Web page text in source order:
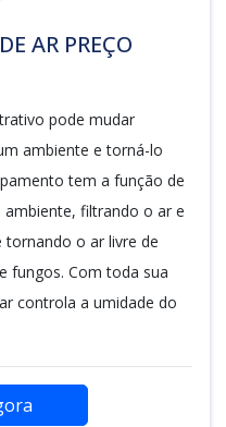
AR PREÇO
pode mudar
ambiente e torná-lo
tem a função de
filtrando o ar e
o ar livre de
fungos. Com toda sua
controla a umidade do